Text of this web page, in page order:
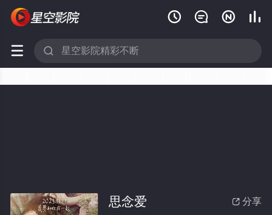
   
 
 分享
思念爱